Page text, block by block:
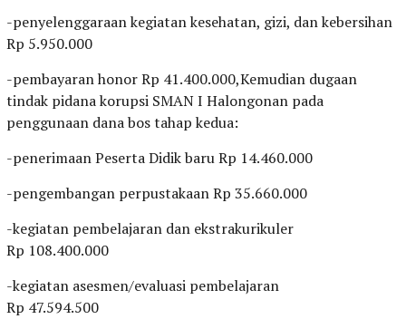
-penyelenggaraan kegiatan kesehatan, gizi, dan kebersihan
Rp 5.950.000
-pembayaran honor Rp 41.400.000,Kemudian dugaan
tindak pidana korupsi SMAN I Halongonan pada
penggunaan dana bos tahap kedua:
-penerimaan Peserta Didik baru Rp 14.460.000
-pengembangan perpustakaan Rp 35.660.000
-kegiatan pembelajaran dan ekstrakurikuler
Rp 108.400.000
-kegiatan asesmen/evaluasi pembelajaran
Rp 47.594.500